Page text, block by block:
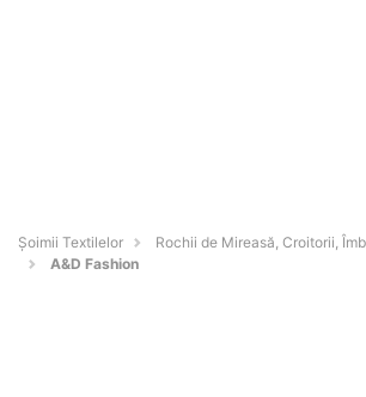
Șoimii Textilelor
Rochii de Mireasă, Croitorii,
A&D Fashion